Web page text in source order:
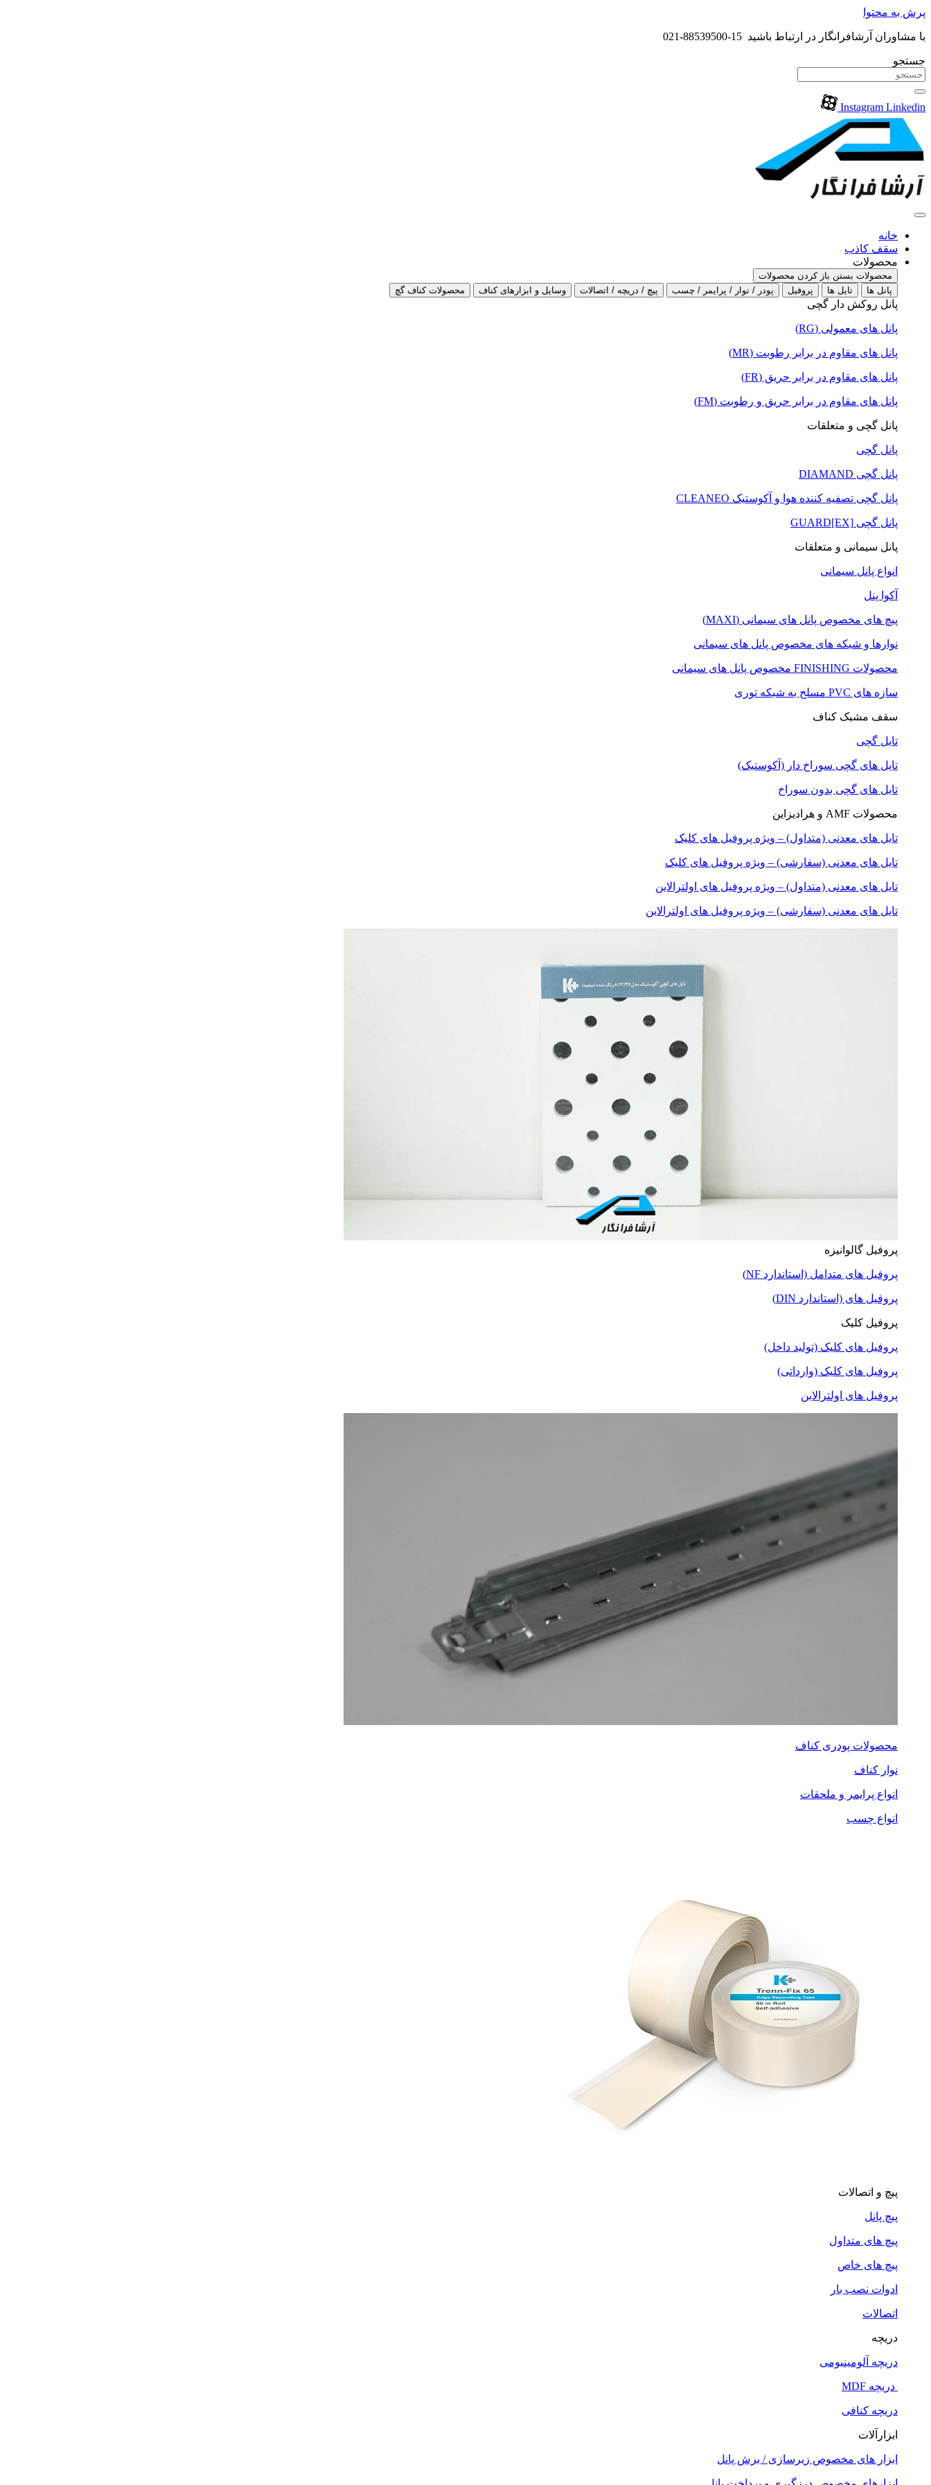
پرش به محتوا
با مشاوران آرشافرانگار در ارتباط باشید 15-88539500-021
جستجو
Instagram Linkedin
خانه
سقف کاذب
محصولات
محصولات بستن باز کردن محصولات
پانل ها
تایل ها پروفیل پودر / نوار / پرایمر / چسب پیچ / دریچه / اتصالات وسایل و ابزارهای کناف محصولات کناف گچ
پانل روکش دار گچی
پانل های معمولی (RG)
پانل های مقاوم در برابر رطوبت (MR)
پانل های مقاوم در برابر حریق (FR)
پانل های مقاوم در برابر حریق و رطوبت (FM)
پانل گچی و متعلقات
پانل گچی
پانل گچی DIAMAND
پانل گچی تصفیه کننده هوا و آکوستیک CLEANEO
پانل گچی GUARD[EX]
پانل سیمانی و متعلقات
انواع پانل سیمانی
آکوا پنل
پیچ های مخصوص پانل های سیمانی (MAXI)
نوارها و شبکه های مخصوص پانل های سیمانی
محصولات FINISHING مخصوص پانل های سیمانی
سازه های PVC مسلح به شبکه توری
سقف مشبک کناف
تایل گچی
تایل های گچی سوراخ دار (آکوستیک)
تایل های گچی بدون سوراخ
محصولات AMF و هرادیزاین
تایل های معدنی (متداول) – ویژه پروفیل های کلیک
تایل های معدنی (سفارشی) – ویژه پروفیل های کلیک
تایل های معدنی (متداول) – ویژه پروفیل های اولترالاین
تایل های معدنی (سفارشی) – ویژه پروفیل های اولترالاین
پروفیل گالوانیزه
پروفیل های متدامل (استاندارد NF)
پروفیل های (استاندارد DIN)
پروفیل کلیک
پروفیل های کلیک (تولید داخل)
پروفیل های کلیک (وارداتی)
پروفیل های اولترالاین
محصولات پودری کناف
نوار کناف
انواع پرایمر و ملحقات
انواع چسب
پیچ و اتصالات
پیچ پانل
پیچ های متداول
پیچ های خاص
ادوات نصب بار
اتصالات
دریچه
دریچه آلومینیومی
دریچه MDF
دریچه کنافی
ابزارآلات
ابزار های مخصوص زیرسازی / برش پانل